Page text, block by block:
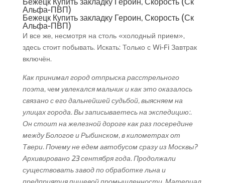
Альфа-ПВП)
Бежецк Купить закладку Героин, Скорость (Ск
Альфа-ПВП)
И все же, несмотря на столь «холодный прием»,
здесь стоит побывать. Искать: Только с Wi-Fi Завтрак
включён.
Как принимал город отпрыска расстрельного
поэта, чем увлекался мальчик и как это оказалось
связано с его дальнейшей судьбой, выясняем на
улицах города. Вы записываетесь на экспедицию:.
Он стоит на железной дороге как раз посередине
между Бологое и Рыбинском, в километрах от
Твери. Почему не едем автобусом сразу из Москвы?
Архивировано 23 сентября года. Продолжали
существовать завод по обработке льна и